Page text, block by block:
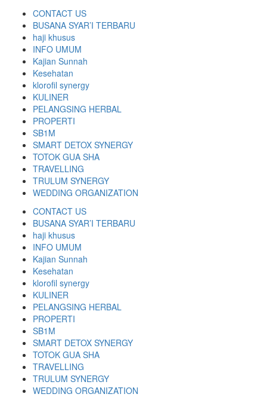
CONTACT US
BUSANA SYAR’I TERBARU
haji khusus
INFO UMUM
Kajian Sunnah
Kesehatan
klorofil synergy
KULINER
PELANGSING HERBAL
PROPERTI
SB1M
SMART DETOX SYNERGY
TOTOK GUA SHA
TRAVELLING
TRULUM SYNERGY
WEDDING ORGANIZATION
CONTACT US
BUSANA SYAR’I TERBARU
haji khusus
INFO UMUM
Kajian Sunnah
Kesehatan
klorofil synergy
KULINER
PELANGSING HERBAL
PROPERTI
SB1M
SMART DETOX SYNERGY
TOTOK GUA SHA
TRAVELLING
TRULUM SYNERGY
WEDDING ORGANIZATION